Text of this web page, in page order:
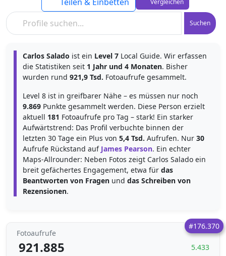
Suchen
Vergleichen
Carlos Salado ist ein Level 7 Local Guide. Wir erfassen
die Statistiken seit 1 Jahr und 4 Monaten. Bisher
wurden rund 921,9 Tsd. Fotoaufrufe gesammelt.
Level 8 ist in greifbarer Nähe – es müssen nur noch
9.869 Punkte gesammelt werden. Diese Person erzielt
aktuell 181 Fotoaufrufe pro Tag – stark! Ein starker
Aufwärtstrend: Das Profil verbuchte binnen der
letzten 30 Tage ein Plus von 5,4 Tsd. Aufrufen. Nur 30
Aufrufe Rückstand auf James Pearson. Ein echter
Maps-Allrounder: Neben Fotos zeigt Carlos Salado ein
breit gefächertes Engagement, etwa für das
Beantworten von Fragen und das Schreiben von
Rezensionen.
#176.370
Fotoaufrufe
921.885 5.433